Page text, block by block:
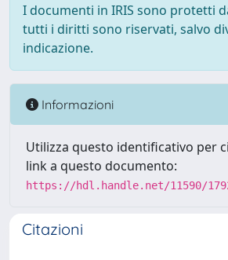
I documenti in IRIS sono protetti
tutti i diritti sono riservati, salvo
indicazione.
Informazioni
Utilizza questo identificativo per
link a questo documento:
https://hdl.handle.net/11590/
Citazioni